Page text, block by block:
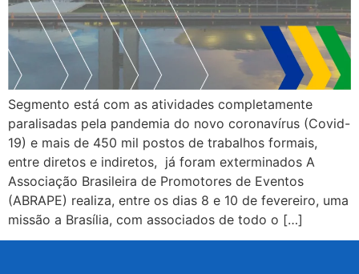
Segmento está com as atividades completamente
paralisadas pela pandemia do novo coronavírus (Covid-
19) e mais de 450 mil postos de trabalhos formais,
entre diretos e indiretos, já foram exterminados A
Associação Brasileira de Promotores de Eventos
(ABRAPE) realiza, entre os dias 8 e 10 de fevereiro, uma
missão a Brasília, com associados de todo o […]